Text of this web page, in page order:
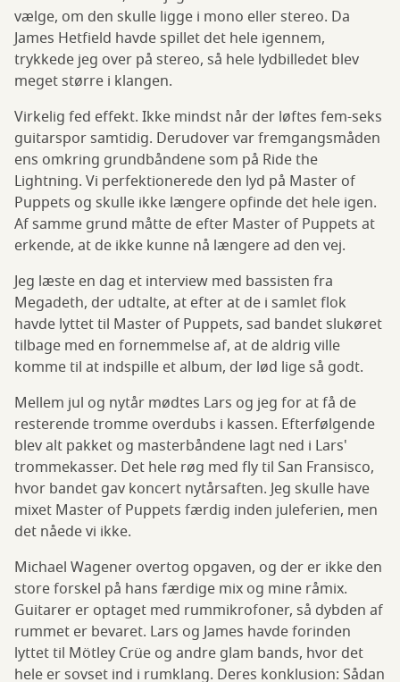
vælge, om den skulle ligge i mono eller stereo. Da
James Hetfield havde spillet det hele igennem,
trykkede jeg over på stereo, så hele lydbilledet blev
meget større i klangen.
Virkelig fed effekt. Ikke mindst når der løftes fem-seks
guitarspor samtidig. Derudover var fremgangsmåden
ens omkring grundbåndene som på Ride the
Lightning. Vi perfektionerede den lyd på Master of
Puppets og skulle ikke længere opfinde det hele igen.
Af samme grund måtte de efter Master of Puppets at
erkende, at de ikke kunne nå længere ad den vej.
Jeg læste en dag et interview med bassisten fra
Megadeth, der udtalte, at efter at de i samlet flok
havde lyttet til Master of Puppets, sad bandet slukøret
tilbage med en fornemmelse af, at de aldrig ville
komme til at indspille et album, der lød lige så godt.
Mellem jul og nytår mødtes Lars og jeg for at få de
resterende tromme overdubs i kassen. Efterfølgende
blev alt pakket og masterbåndene lagt ned i Lars'
trommekasser. Det hele røg med fly til San Fransisco,
hvor bandet gav koncert nytårsaften. Jeg skulle have
mixet Master of Puppets færdig inden juleferien, men
det nåede vi ikke.
Michael Wagener overtog opgaven, og der er ikke den
store forskel på hans færdige mix og mine råmix.
Guitarer er optaget med rummikrofoner, så dybden af
rummet er bevaret. Lars og James havde forinden
lyttet til Mötley Crüe og andre glam bands, hvor det
hele er sovset ind i rumklang. Deres konklusion: Sådan